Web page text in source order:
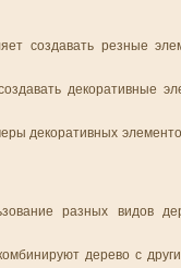
создавать резные
декоративные
декоративных
разных видов
дерево с